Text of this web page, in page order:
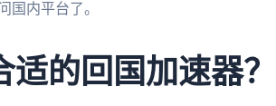
国内平台了。
适的回国加速器？